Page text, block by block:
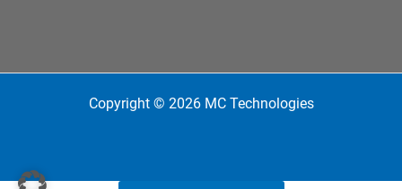
Copyright © 2026 MC Technologies